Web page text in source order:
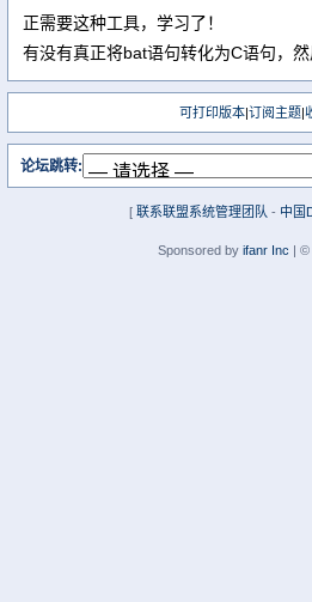
正需要这种工具，学习了！
有没有真正将bat语句转化为C语句，然
可打印版本|订阅主题|
论坛跳转:
[ 联系联盟系统管理团队 - 中国
Sponsored by ifanr Inc | ©